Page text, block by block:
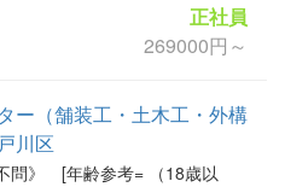
正社員
269000円～
ー（舗装工・土木工・外構
川区
問》 [年齢参考= （18歳以